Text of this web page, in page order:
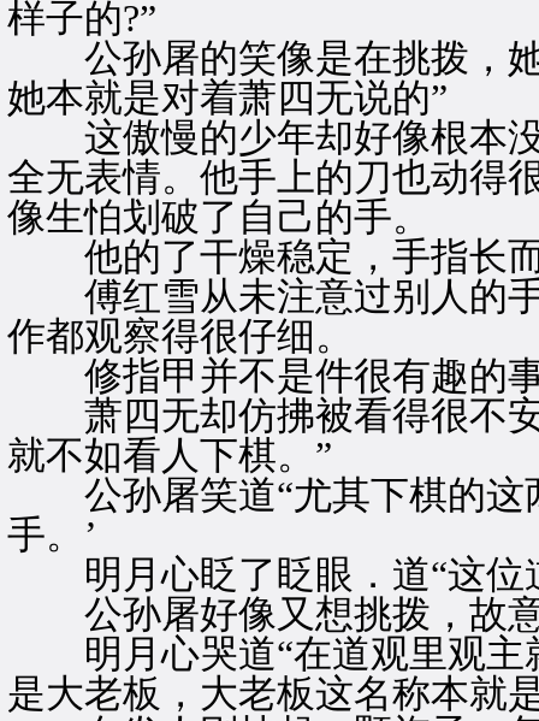
样子的?”
公孙屠的笑像是在挑拨，她
她本就是对着萧四无说的”
这傲慢的少年却好像根本没
全无表情。他手上的刀也动得
像生怕划破了自己的手。
他的了干燥稳定，手指长
傅红雪从未注意过别人的手
作都观察得很仔细。
修指甲并不是件很有趣的
萧四无却仿拂被看得很不安
就不如看人下棋。”
公孙屠笑道“尤其下棋的这
手。’
明月心眨了眨眼．道“这位
公孙屠好像又想挑拨，故意
明月心哭道“在道观里观主
是大老板，大老板这名称本就